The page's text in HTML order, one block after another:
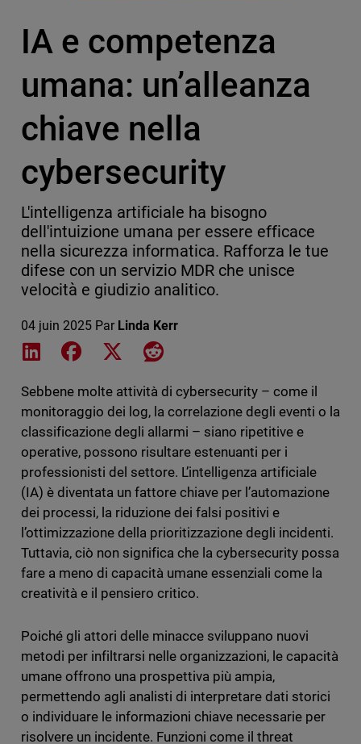
IA e competenza
umana: un’alleanza
chiave nella
cybersecurity
L'intelligenza artificiale ha bisogno
dell'intuizione umana per essere efficace
nella sicurezza informatica. Rafforza le tue
difese con un servizio MDR che unisce
velocità e giudizio analitico.
04 juin 2025 Par Linda Kerr
Share on LinkedIn
Share on Facebook
Share on XShare on Reddit
Sebbene molte attività di cybersecurity – come il
monitoraggio dei log, la correlazione degli eventi o la
classificazione degli allarmi – siano ripetitive e
operative, possono risultare estenuanti per i
professionisti del settore. L’intelligenza artificiale
(IA) è diventata un fattore chiave per l’automazione
dei processi, la riduzione dei falsi positivi e
l’ottimizzazione della prioritizzazione degli incidenti.
Tuttavia, ciò non significa che la cybersecurity possa
fare a meno di capacità umane essenziali come la
creatività e il pensiero critico.
Poiché gli attori delle minacce sviluppano nuovi
metodi per infiltrarsi nelle organizzazioni, le capacità
umane offrono una prospettiva più ampia,
permettendo agli analisti di interpretare dati storici
o individuare le informazioni chiave necessarie per
risolvere un incidente. Funzioni come il threat